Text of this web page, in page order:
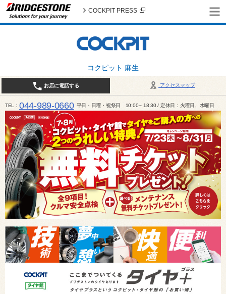
コクピット 麻生
COCKPIT PRESS
アクセスマップ
お店に電話する
TEL 044-989-0660 平日・日曜・祝祭日 10:00～18:30 / 定休日：火曜日、水曜日